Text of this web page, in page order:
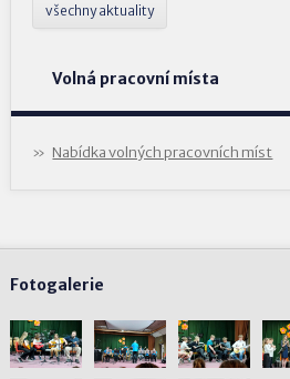
všechny aktuality
Volná pracovní místa
Nabídka volných pracovních míst
Fotogalerie